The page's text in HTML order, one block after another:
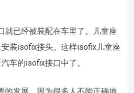
就已经被装配在车里了。儿童座
装isofix接头。这样isofix儿童座
车的isofix接口中了。